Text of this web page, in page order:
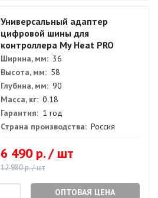
Универсальный адаптер
цифровой шины для
контроллера My Heat PRO
Ширина, мм: 36
Высота, мм: 58
Глубина, мм: 90
Масса, кг: 0.18
Гарантия: 1 год
Страна производства: Россия
6 490 р. / шт
12 980 р. / шт
ОПТОВАЯ ЦЕНА